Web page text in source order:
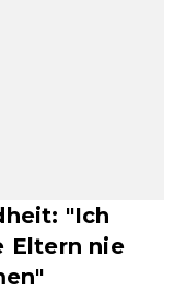
"Ich
Eltern nie